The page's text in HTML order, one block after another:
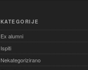
KATEGORIJE
Ex alumni
Ispiti
Nekategorizirano